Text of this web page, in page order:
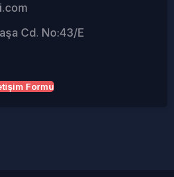
Cd. No:43/E
Formu